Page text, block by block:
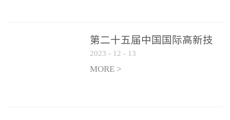
第二十五届中国国际高新技
术成果交易会 银河麒麟高级
服务器操作系统荣获 “优秀
2023 - 12 - 13
MORE >